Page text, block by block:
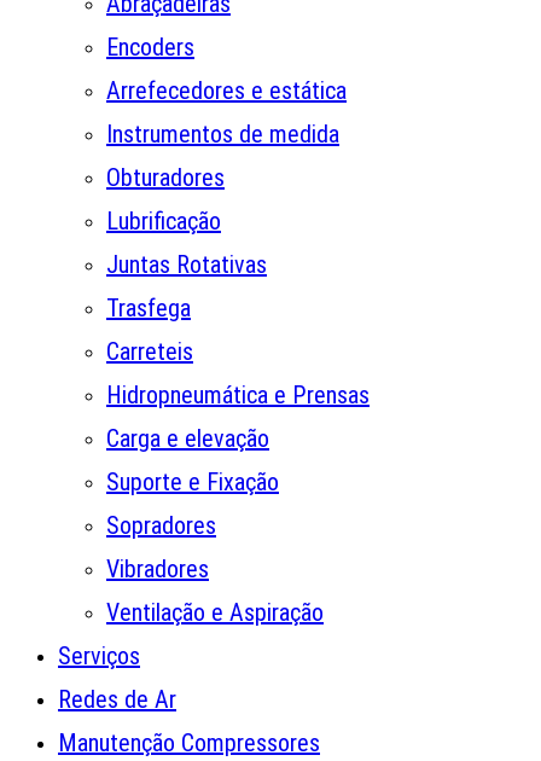
Encoders
Arrefecedores e estática
Instrumentos de medida
Obturadores
Lubrificação
Juntas Rotativas
Trasfega
Carreteis
Hidropneumática e Prensas
Carga e elevação
Suporte e Fixação
Sopradores
Vibradores
Ventilação e Aspiração
Serviços
Redes de Ar
Manutenção Compressores